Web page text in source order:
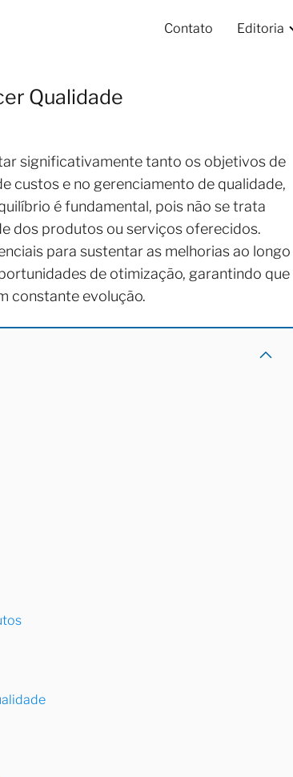
Contato Editoria
Qualidade
significativamente tanto os objetivos de
custos e no gerenciamento de qualidade,
é fundamental, pois não se trata
dos produtos ou serviços oferecidos.
para sustentar as melhorias ao longo
de otimização, garantindo que
constante evolução.